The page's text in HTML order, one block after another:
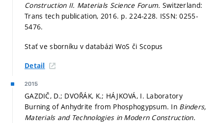
Construction II. Materials Science Forum. Switzerland:
Trans tech publication, 2016. p. 224-228. ISSN: 0255-
5476.
Stať ve sborníku v databázi WoS či Scopus
Detail
2015
GAZDIČ, D.; DVOŘÁK, K.; HÁJKOVÁ, I. Laboratory
Burning of Anhydrite from Phosphogypsum. In Binders,
Materials and Technologies in Modern Construction.